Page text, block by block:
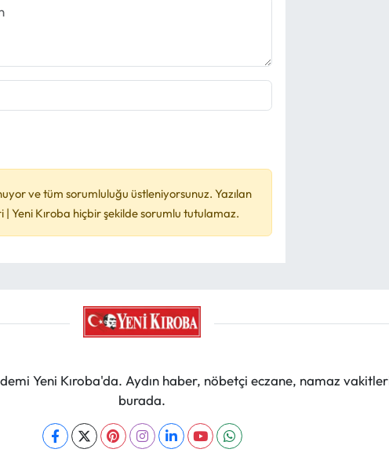
ve tüm sorumluluğu üstleniyorsunuz. Yazılan
Yeni Kıroba hiçbir şekilde sorumlu tutulamaz.
Yeni Kıroba'da. Aydın haber, nöbetçi eczane, namaz
burada.